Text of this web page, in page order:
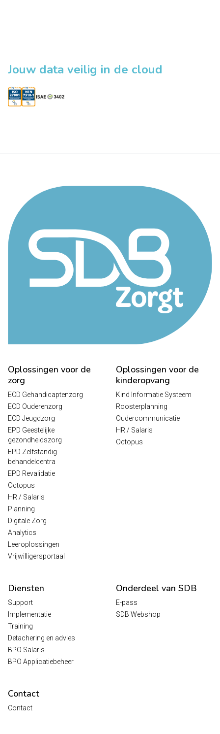
Jouw data veilig in de cloud
Oplossingen voor de
zorg
ECD Gehandicaptenzorg
ECD Ouderenzorg
ECD Jeugdzorg
EPD Geestelijke
gezondheidszorg
EPD Zelfstandig
behandelcentra
EPD Revalidatie
Octopus
HR / Salaris
Planning
Digitale Zorg
Analytics
Leeroplossingen
Vrijwilligersportaal
Oplossingen voor de
kinderopvang
Kind Informatie Systeem
Roosterplanning
Oudercommunicatie
HR / Salaris
Octopus
Diensten
Support
Implementatie
Training
Detachering en advies
BPO Salaris
BPO Applicatiebeheer
Onderdeel van SDB
E-pass
SDB Webshop
Contact
Contact